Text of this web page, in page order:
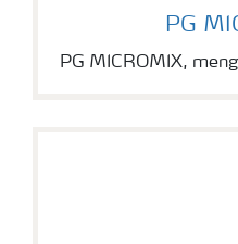
PG MICROMIX
PG
PG MICROMIX,